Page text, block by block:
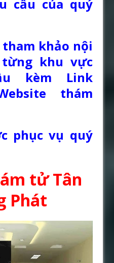
cầu của quý
khảo nội
khu vực
kèm Link
thám
phục vụ quý
tử Tân
Phát